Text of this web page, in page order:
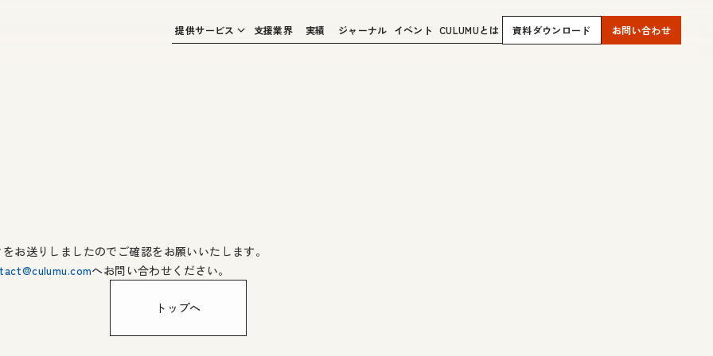
提供サービス 支援業界 実績 ジャーナル イベント CULUMUとは 資料ダウンロード お問い合わせ
お送りしましたのでご確認をお願いいたします。
へお問い合わせください。
トップへ